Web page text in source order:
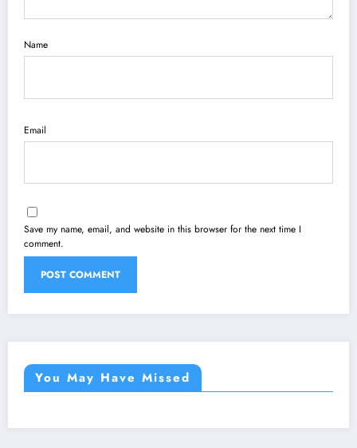
Name
Email
Save my name, email, and website in this browser for the next time I
comment.
You May Have Missed